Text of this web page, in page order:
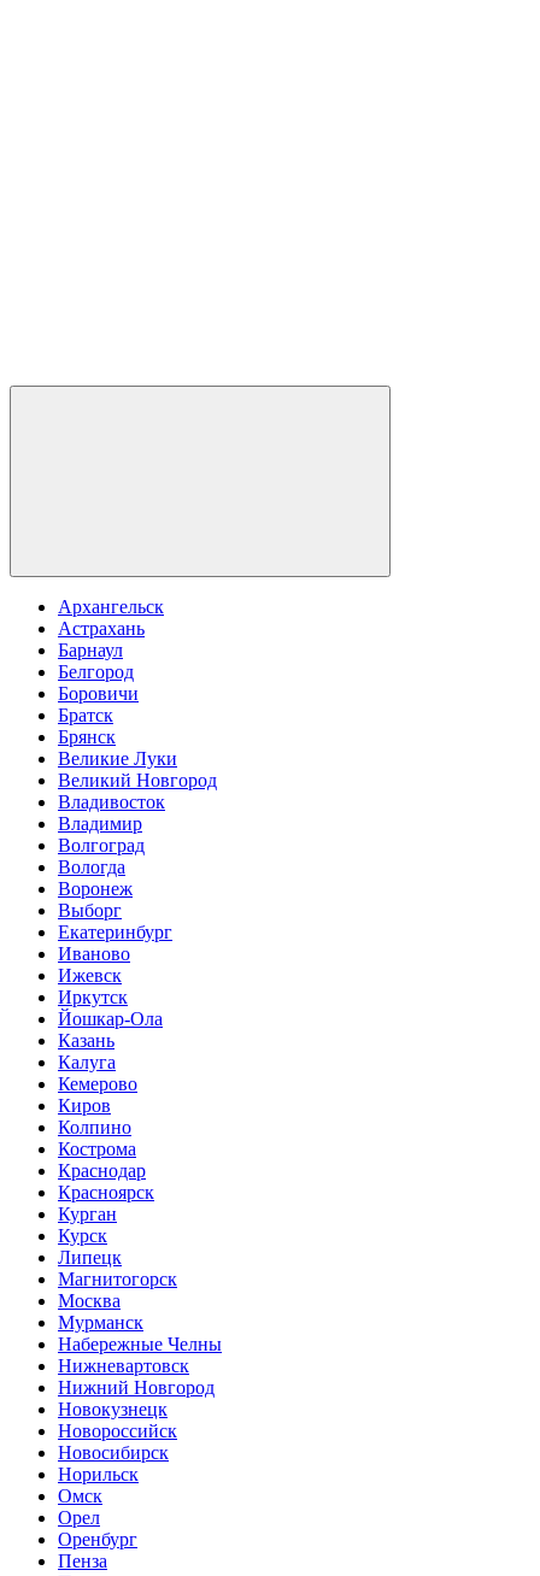
Архангельск
Астрахань
Барнаул
Белгород
Боровичи
Братск
Брянск
Великие Луки
Великий Новгород
Владивосток
Владимир
Волгоград
Вологда
Воронеж
Выборг
Екатеринбург
Иваново
Ижевск
Иркутск
Йошкар-Ола
Казань
Калуга
Кемерово
Киров
Колпино
Кострома
Краснодар
Красноярск
Курган
Курск
Липецк
Магнитогорск
Москва
Мурманск
Набережные Челны
Нижневартовск
Нижний Новгород
Новокузнецк
Новороссийск
Новосибирск
Норильск
Омск
Орел
Оренбург
Пенза